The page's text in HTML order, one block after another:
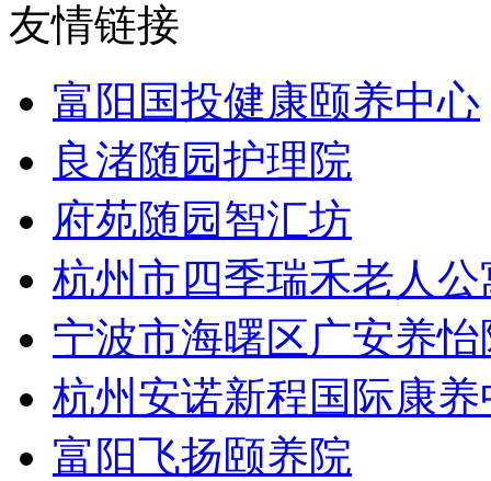
友情链接
富阳国投健康颐养中心
良渚随园护理院
府苑随园智汇坊
杭州市四季瑞禾老人公
宁波市海曙区广安养怡
杭州安诺新程国际康养
富阳飞扬颐养院